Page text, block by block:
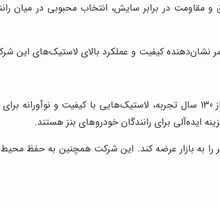
و مقاومت در برابر سایش، انتخاب محبوبی در میان
نشان‌دهنده کیفیت و عملکرد بالای لاستیک‌های این
میشلن فرانسه، یکی از قدیمی‌ترین و معتبرترین برندهای لاستیک‌سازی در جهان است. این کمپانی با بیش از 130 سال تجربه،
ایده‌آلی برای رانندگان خودروهای بنز هستند.
را به بازار عرضه کند. این شرکت همچنین به حفظ